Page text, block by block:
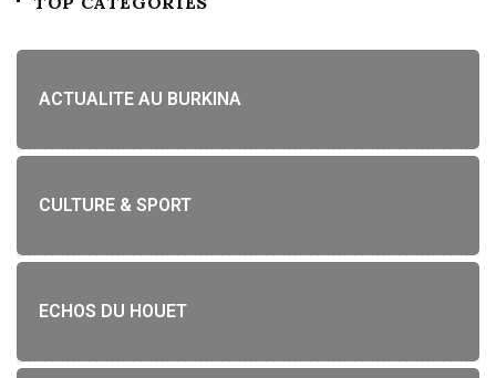
ACTUALITE AU BURKINA
CULTURE & SPORT
ECHOS DU HOUET